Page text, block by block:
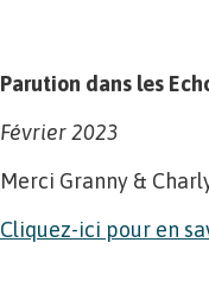
Parution dans les
Février 2023
Merci Granny &
Cliquez-ici pour en